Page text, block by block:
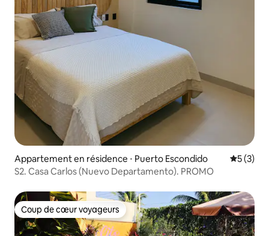
Appartement en résidence ⋅ Puerto Escondido
5 (3)
S2. Casa Carlos (Nuevo Departamento). PROMO
Coup de cœur voyageurs
Coup de cœur voyageurs